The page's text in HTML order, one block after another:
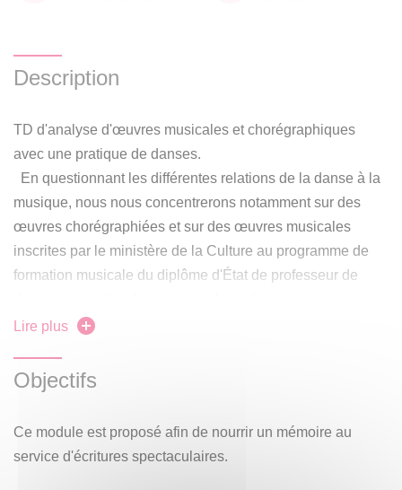
Description
TD d'analyse d'œuvres musicales et chorégraphiques
avec une pratique de danses.
En questionnant les différentes relations de la danse à la
musique, nous nous concentrerons notamment sur des
œuvres chorégraphiées et sur des œuvres musicales
inscrites par le ministère de la Culture au programme de
formation musicale du diplôme d'État de professeur de
"Noces" de STRAVINSKY
"All in Blue" de Miles DAVIS
Ateliers autours d'œuvres : s'appuyer sur l'oeuvre
d'origine et, après en avoir analysé les composantes
Lire plus
Objectifs
Ce module est proposé afin de nourrir un mémoire au
service d'écritures spectaculaires.